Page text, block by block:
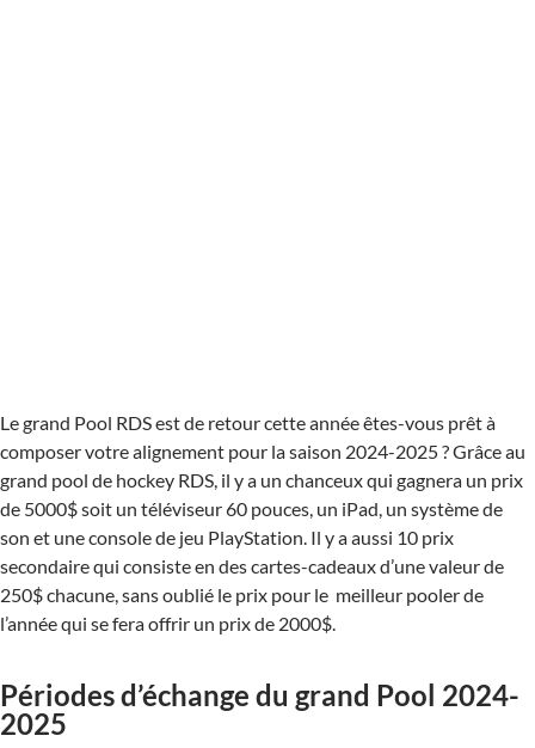
Le grand Pool RDS est de retour cette année êtes-vous prêt à
composer votre alignement pour la saison 2024-2025 ? Grâce au
grand pool de hockey RDS, il y a un chanceux qui gagnera un prix
de 5000$ soit un téléviseur 60 pouces, un iPad, un système de
son et une console de jeu PlayStation. Il y a aussi 10 prix
secondaire qui consiste en des cartes-cadeaux d’une valeur de
250$ chacune, sans oublié le prix pour le meilleur pooler de
l’année qui se fera offrir un prix de 2000$.
Périodes d’échange du grand Pool 2024-
2025